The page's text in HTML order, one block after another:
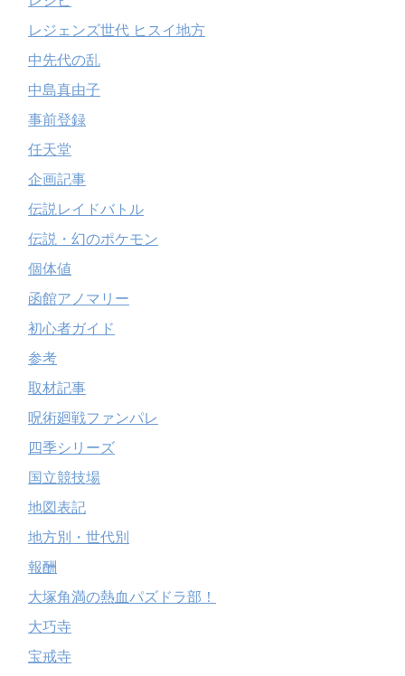
レジェンズ世代 ヒスイ地方
中先代の乱
中島真由子
事前登録
任天堂
企画記事
伝説レイドバトル
伝説・幻のポケモン
個体値
函館アノマリー
初心者ガイド
参考
取材記事
呪術廻戦ファンパレ
四季シリーズ
国立競技場
地図表記
地方別・世代別
報酬
大塚角満の熱血パズドラ部！
大巧寺
宝戒寺